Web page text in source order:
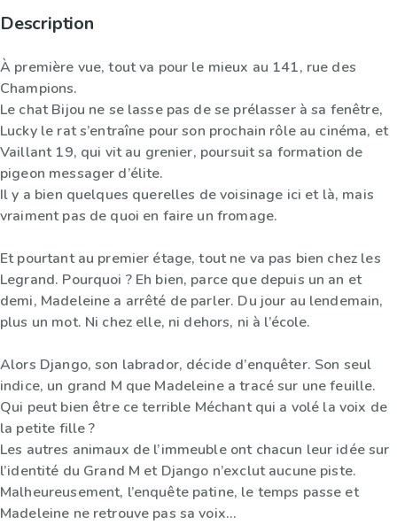
Description
À première vue, tout va pour le mieux au 141, rue des
Champions.
Le chat Bijou ne se lasse pas de se prélasser à sa fenêtre,
Lucky le rat s’entraîne pour son prochain rôle au cinéma, et
Vaillant 19, qui vit au grenier, poursuit sa formation de
pigeon messager d’élite.
Il y a bien quelques querelles de voisinage ici et là, mais
vraiment pas de quoi en faire un fromage.
Et pourtant au premier étage, tout ne va pas bien chez les
Legrand. Pourquoi ? Eh bien, parce que depuis un an et
demi, Madeleine a arrêté de parler. Du jour au lendemain,
plus un mot. Ni chez elle, ni dehors, ni à l’école.
Alors Django, son labrador, décide d’enquêter. Son seul
indice, un grand M que Madeleine a tracé sur une feuille.
Qui peut bien être ce terrible Méchant qui a volé la voix de
la petite fille ?
Les autres animaux de l’immeuble ont chacun leur idée sur
l’identité du Grand M et Django n’exclut aucune piste.
Malheureusement, l’enquête patine, le temps passe et
Madeleine ne retrouve pas sa voix…